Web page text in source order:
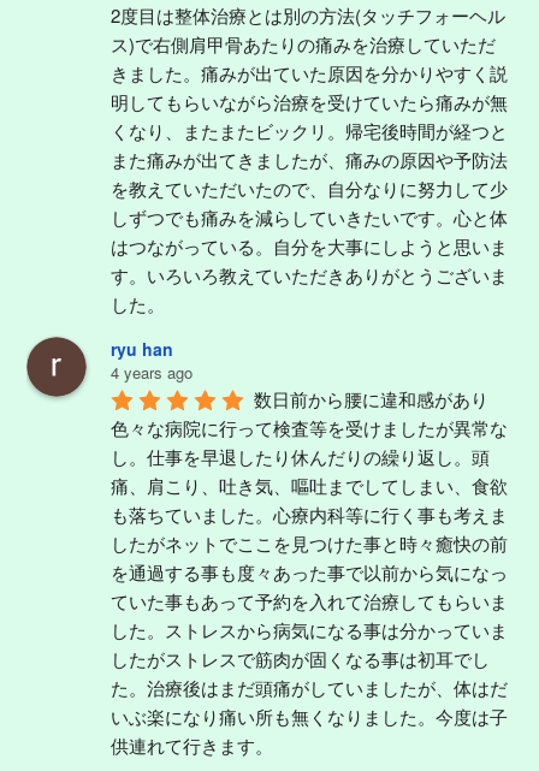
2度目は整体治療とは別の方法(タッチフォーヘル
ス)で右側肩甲骨あたりの痛みを治療していただ
きました。痛みが出ていた原因を分かりやすく説
明してもらいながら治療を受けていたら痛みが無
くなり、またまたビックリ。帰宅後時間が経つと
また痛みが出てきましたが、痛みの原因や予防法
を教えていただいたので、自分なりに努力して少
しずつでも痛みを減らしていきたいです。心と体
はつながっている。自分を大事にしようと思いま
す。いろいろ教えていただきありがとうございま
した。
ryu han
4 years ago
数日前から腰に違和感があり
色々な病院に行って検査等を受けましたが異常な
し。仕事を早退したり休んだりの繰り返し。頭
痛、肩こり、吐き気、嘔吐までしてしまい、食欲
も落ちていました。心療内科等に行く事も考えま
したがネットでここを見つけた事と時々癒快の前
を通過する事も度々あった事で以前から気になっ
ていた事もあって予約を入れて治療してもらいま
した。ストレスから病気になる事は分かっていま
したがストレスで筋肉が固くなる事は初耳でし
た。治療後はまだ頭痛がしていましたが、体はだ
いぶ楽になり痛い所も無くなりました。今度は子
供連れて行きます。